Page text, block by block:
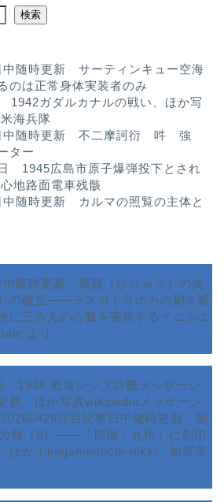
検索
中随時更新 サーティンキュー空海
のは正常身体実装者のみ
ガダルカナルの戦い、ほか写
海兵隊
中随時更新 不二摩訶衍 吽 強
ター
1945広島市原子爆弾投下とされ
地路面電車残骸
中随時更新 カルマの照覧の主体と
中随時更新 飛龍（ひりゅう）の炎
の確立――テスカトリポカの網を断
に三六九の心臓を実装するイニシエ
より
1938 最速レシプロ機メッサーシ
新、ほか写真wikipediaメッサーシ
20260426注目記事日中随時更新 胎
智（9）――「四国・九州」に刻印
ほか｜kagamimochi-nikki 加賀美